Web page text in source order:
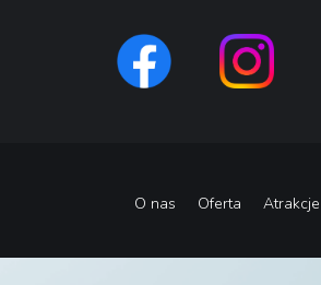
O nas Oferta Atrakcje